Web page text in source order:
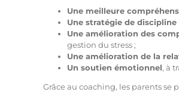
Une meilleure
Une stratégie de
Une amélioration des
gestion du stress ;
Une amélioration de la
Un soutien émotionnel, à
Grâce au coaching, les parents se